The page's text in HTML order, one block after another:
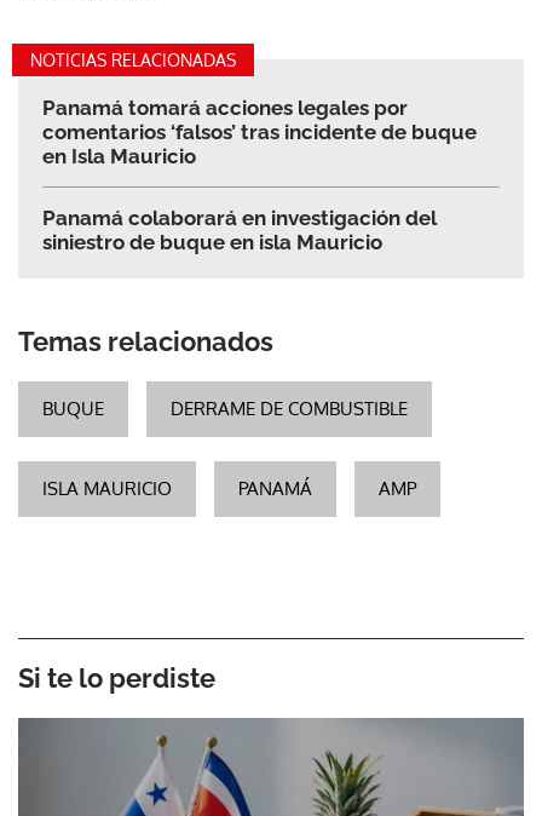
NOTICIAS RELACIONADAS
Panamá tomará acciones legales por
comentarios ‘falsos’ tras incidente de buque
en Isla Mauricio
Panamá colaborará en investigación del
siniestro de buque en isla Mauricio
Temas relacionados
BUQUE DERRAME DE COMBUSTIBLE
ISLA MAURICIO PANAMÁ AMP
Si te lo perdiste